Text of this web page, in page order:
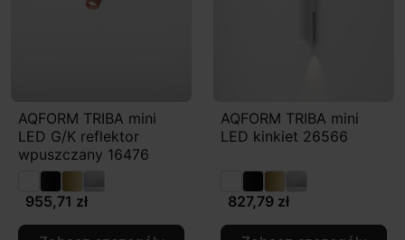
AQFORM TRIBA mini
LED G/K reflektor
wpuszczany 16476
955,71 zł
AQFORM TRIBA mini
LED kinkiet 26566
827,79 zł